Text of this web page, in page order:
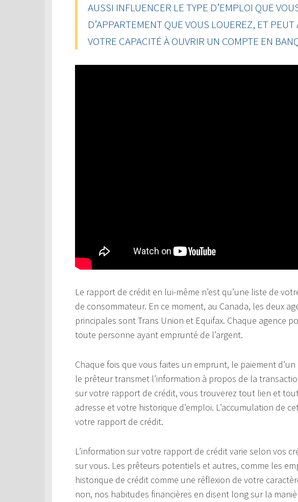
AUSSI INFLUENCER LE TYPE D’EMPLOI QUE
D’APPARTEMENT QUE VOUS LOUEREZ, ET
VOTRE CAPACITÉ À OUVRIR UN COMPTE EN
Le rapport de crédit en lui-même n’est qu’une liste de
de consommateur. En ce moment, au Canada, les deux
principales sont Trans Union et Equifax. Chaque agence
toute personne ayant emprunté de l’argent.
Chaque fois que vous faites un emprunt, le paiement
le prêteur transmet l’information à propos de la
sur votre rapport de crédit, vous trouverez tout lien et
adresse et votre historique d’emploi. L’accumulation de
votre rapport de crédit.
L’information sur votre rapport de crédit varie selon vos
sur vous. Les prêteurs potentiels et autres, comme les
historique de crédit comme une réflexion de votre
non, nos habitudes financières en disent long sur la